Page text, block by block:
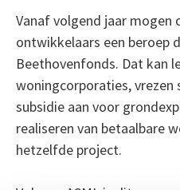
Vanaf volgend jaar mogen
ontwikkelaars een beroep
Beethovenfonds. Dat kan
woningcorporaties, vrezen
subsidie aan voor
realiseren van betaalbare
hetzelfde project.